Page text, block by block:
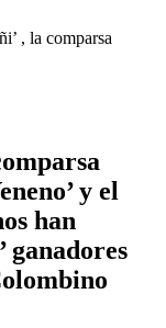
, la comparsa
y el
han
ganadores